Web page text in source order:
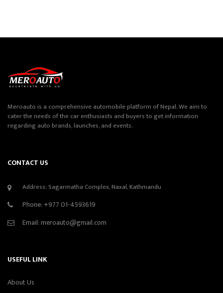
Meroauto is a comprehensive automobile platform of Nepal. We aim to
cater the needs of the car enthusiasts and buyers to get information
regarding auto brands, launches, and events.
CONTACT US
Address: Sagarmatha Complex, Naxal, Kathmandu
Phone: +977 01-4593619
Email:meroauto@gmail.com
USEFUL LINK
About Us